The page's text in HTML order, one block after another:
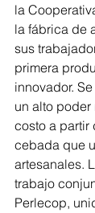
la
la fábrica de
sus
primera
innovador.
un alto poder
costo a partir
cebada que
artesanales.
trabajo
Perlecop,